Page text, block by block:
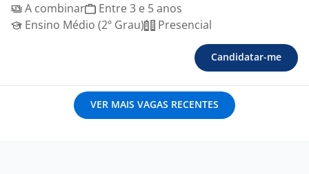
A combinar
Entre 3 e 5 anos
Ensino Médio (2º Grau)
Presencial
Candidatar-me
VER MAIS VAGAS RECENTES